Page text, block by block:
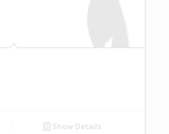
Show Details